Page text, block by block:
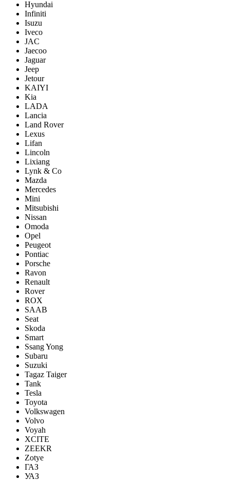
Hyundai
Infiniti
Isuzu
Iveco
JAC
Jaecoo
Jaguar
Jeep
Jetour
KAIYI
Kia
LADA
Lancia
Land Rover
Lexus
Lifan
Lincoln
Lixiang
Lynk & Co
Mazda
Mercedes
Mini
Mitsubishi
Nissan
Omoda
Opel
Peugeot
Pontiac
Porsсhe
Ravon
Renault
Rover
ROX
SAAB
Seat
Skoda
Smart
Ssang Yong
Subaru
Suzuki
Tagaz Taiger
Tank
Tesla
Toyota
Volkswagen
Volvo
Voyah
XCITE
ZEEKR
Zotye
ГАЗ
УАЗ